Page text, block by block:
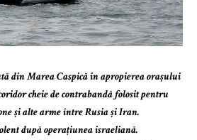
din Marea Caspică in apropierea orașului
cheie de contrabandă folosit pentru
și alte arme între Rusia și Iran.
după operațiunea israeliană.